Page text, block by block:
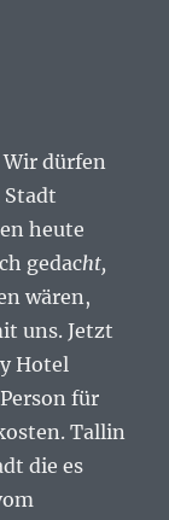
Wir dürfen
Stadt
heute
gedacht,
wären,
uns. Jetzt
Hotel
für
Tallin
die es